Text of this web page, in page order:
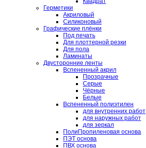
Герметики
Акриловый
Силиконовый
Графические плёнки
Под печать
Для плоттерной резки
Для пола
Ламинаты
Двусторонние ленты
Вспененный акрил
Прозрачные
Серые
Чёрные
Белые
Вспененный полиэтилен
для внутренних работ
для наружных работ
для зеркал
ПолиПропиленовая основа
ПЭТ основа
ПВХ основа